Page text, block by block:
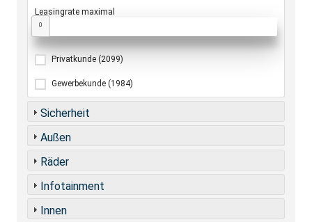
Leasingrate maximal
0
Privatkunde (2099)
Gewerbekunde (1984)
Sicherheit
Außen
Räder
Infotainment
Innen